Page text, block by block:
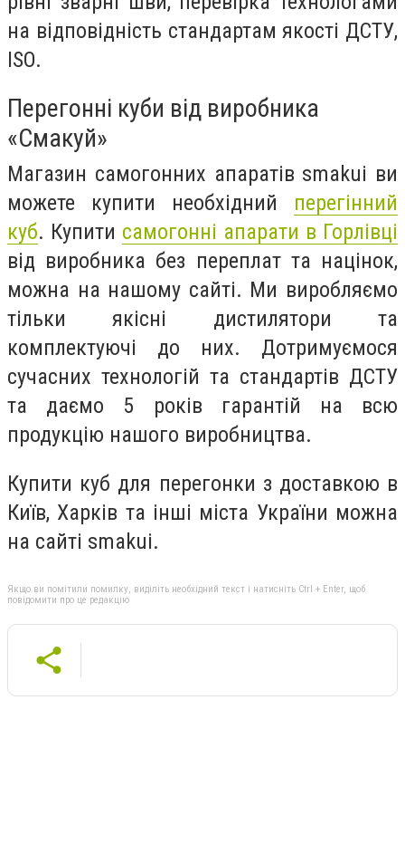
на відповідність стандартам якості ДСТУ,
ISO.
Перегонні куби від виробника
«Смакуй»
Магазин самогонних апаратів smakui ви
можете купити необхідний перегінний
куб. Купити самогонні апарати в Горлівці
від виробника без переплат та націнок,
можна на нашому сайті. Ми виробляємо
тільки якісні дистилятори та
комплектуючі до них. Дотримуємося
сучасних технологій та стандартів ДСТУ
та даємо 5 років гарантій на всю
продукцію нашого виробництва.
Купити куб для перегонки з доставкою в
Київ, Харків та інші міста України можна
на сайті smakui.
Якщо ви помітили помилку, виділіть необхідний текст і натисніть Ctrl + Enter, щоб
повідомити про це редакцію